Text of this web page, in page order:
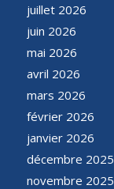
juillet 2026
juin 2026
mai 2026
avril 2026
mars 2026
février 2026
janvier 2026
décembre 2025
novembre 2025